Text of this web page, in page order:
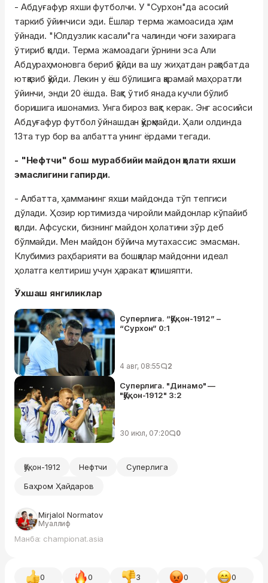
- Абдуғафур яхши футболчи. У "Сурхон"да асосий
таркиб ўйинчиси эди. Ёшлар терма жамоасида ҳам
ўйнади. "Юлдузлик касали"га чалинди чоғи захирага
ўтириб қолди. Терма жамоадаги ўрнини эса Али
Абдураҳмоновга бериб қўйди ва шу жиҳатдан рақобатда
ютқазиб қўйди. Лекин у ёш бўлишига қарамай маҳоратли
ўйинчи, энди 20 ёшда. Вақт ўтиб янада кучли бўлиб
боришига ишонамиз. Унга бироз вақт керак. Энг асосийси
Абдуғафур футбол ўйнашдан қўрқмайди. Ҳали олдинда
13та тур бор ва албатта унинг ёрдами тегади.
- "Нефтчи" бош мураббийи майдон ҳолати яхши
эмаслигини гапирди.
- Албатта, ҳамманинг яхши майдонда тўп тепгиси
дўлади. Ҳозир юртимизда чиройли майдонлар кўпайиб
қолди. Афсуски, бизнинг майдон ҳолатини зўр деб
бўлмайди. Мен майдон бўйича мутахассис эмасман.
Клубимиз раҳбарияти ва бошқалар майдонни идеал
ҳолатга келтириш учун ҳаракат қилишяпти.
Ўхшаш янгиликлар
Суперлига. “Қўқон-1912” –
“Сурхон” 0:1
4 авг, 08:55 2
Суперлига. "Динамо" —
"Қўқон-1912" 3:2
30 июл, 07:20 0
Қўқон-1912 Нефтчи
Суперлига
Баҳром Ҳайдаров
Mirjalol Normatov
Муаллиф
Манба: championat.asia
0 0 3 0 0